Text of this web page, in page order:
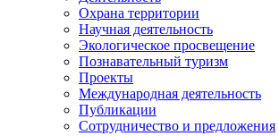
Охрана территории
Научная деятельность
Экологическое просвещение
Познавательный туризм
Проекты
Международная деятельность
Публикации
Сотрудничество и предложения